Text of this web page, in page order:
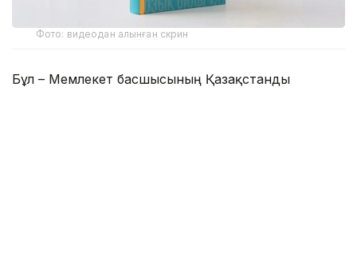
Фото: видеодан алынған скрин
Бұл – Мемлекет басшысының Қазақстанды